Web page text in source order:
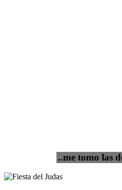
..me tomo las